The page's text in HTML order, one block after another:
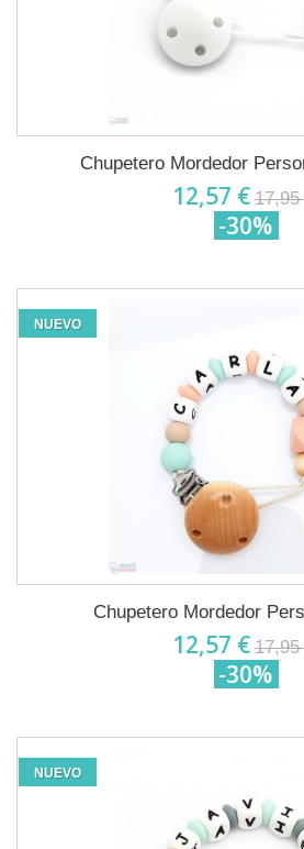
Chupetero Mordedor
12,57 € 17,95
-30%
NUEVO
Chupetero Mordedor
12,57 € 17,95
-30%
NUEVO